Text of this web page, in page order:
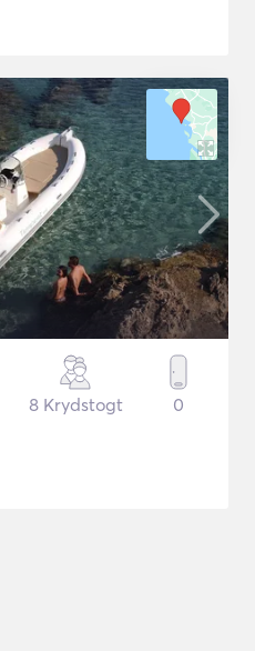
8 Krydstogt 0